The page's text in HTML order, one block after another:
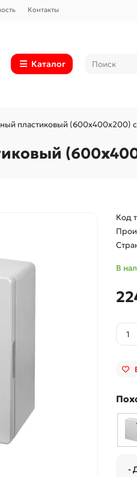
Контакты
Каталог
пластиковый (600x400x200)
Код
В
-